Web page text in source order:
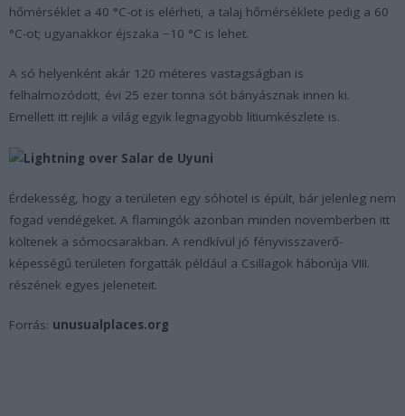
hőmérséklet a 40 °C-ot is elérheti, a talaj hőmérséklete pedig a 60
°C-ot; ugyanakkor éjszaka −10 °C is lehet.
A só helyenként akár 120 méteres vastagságban is
felhalmozódott, évi 25 ezer tonna sót bányásznak innen ki.
Emellett itt rejlik a világ egyik legnagyobb lítiumkészlete is.
Érdekesség, hogy a területen egy sóhotel is épült, bár jelenleg nem
fogad vendégeket. A flamingók azonban minden novemberben itt
költenek a sómocsarakban. A rendkívül jó fényvisszaverő-
képességű területen forgatták például a Csillagok háborúja VIII.
részének egyes jeleneteit.
Forrás: unusualplaces.org